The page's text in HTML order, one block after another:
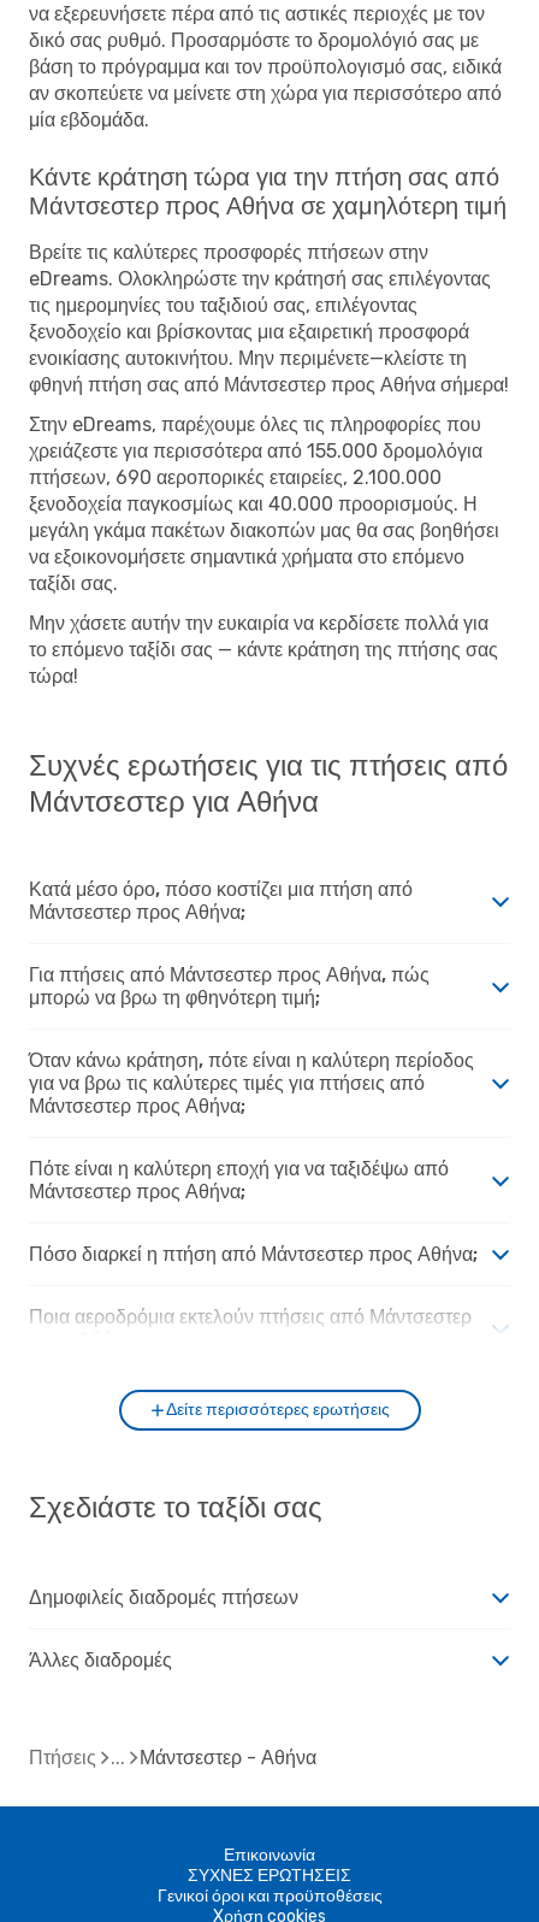
να εξερευνήσετε πέρα ​​από τις αστικές περιοχές με τον
δικό σας ρυθμό. Προσαρμόστε το δρομολόγιό σας με
βάση το πρόγραμμα και τον προϋπολογισμό σας, ειδικά
αν σκοπεύετε να μείνετε στη χώρα για περισσότερο από
μία εβδομάδα.
Κάντε κράτηση τώρα για την πτήση σας από
Μάντσεστερ προς Αθήνα σε χαμηλότερη τιμή
Βρείτε τις καλύτερες προσφορές πτήσεων στην
eDreams. Ολοκληρώστε την κράτησή σας επιλέγοντας
τις ημερομηνίες του ταξιδιού σας, επιλέγοντας
ξενοδοχείο και βρίσκοντας μια εξαιρετική προσφορά
ενοικίασης αυτοκινήτου. Μην περιμένετε—κλείστε τη
φθηνή πτήση σας από Μάντσεστερ προς Αθήνα σήμερα!
Στην eDreams, παρέχουμε όλες τις πληροφορίες που
χρειάζεστε για περισσότερα από 155.000 δρομολόγια
πτήσεων, 690 αεροπορικές εταιρείες, 2.100.000
ξενοδοχεία παγκοσμίως και 40.000 προορισμούς. Η
μεγάλη γκάμα πακέτων διακοπών μας θα σας βοηθήσει
να εξοικονομήσετε σημαντικά χρήματα στο επόμενο
ταξίδι σας.
Μην χάσετε αυτήν την ευκαιρία να κερδίσετε πολλά για
το επόμενο ταξίδι σας — κάντε κράτηση της πτήσης σας
τώρα!
Συχνές ερωτήσεις για τις πτήσεις από
Μάντσεστερ για Αθήνα
Κατά μέσο όρο, πόσο κοστίζει μια πτήση από
Μάντσεστερ προς Αθήνα;
Για πτήσεις από Μάντσεστερ προς Αθήνα, πώς
μπορώ να βρω τη φθηνότερη τιμή;
Όταν κάνω κράτηση, πότε είναι η καλύτερη περίοδος
για να βρω τις καλύτερες τιμές για πτήσεις από
Μάντσεστερ προς Αθήνα;
Πότε είναι η καλύτερη εποχή για να ταξιδέψω από
Μάντσεστερ προς Αθήνα;
Πόσο διαρκεί η πτήση από Μάντσεστερ προς Αθήνα;
Ποια αεροδρόμια εκτελούν πτήσεις από Μάντσεστερ
Δείτε περισσότερες ερωτήσεις
Σχεδιάστε το ταξίδι σας
Δημοφιλείς διαδρομές πτήσεων
Άλλες διαδρομές
Πτήσεις Μάντσεστερ - Αθήνα
Επικοινωνία
ΣΥΧΝΕΣ ΕΡΩΤΗΣΕΙΣ
Γενικοί όροι και προϋποθέσεις
Xρήση cookies